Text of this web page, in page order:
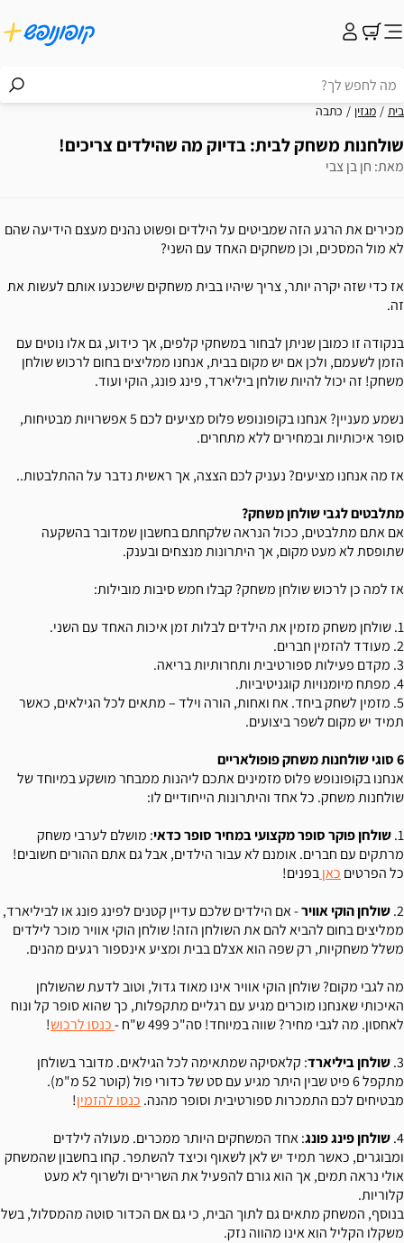
בית מגזין כתבה
שולחנות משחק לבית: בדיוק מה שהילדים צריכים!
מאת: חן בן צבי
מכירים את הרגע הזה שמביטים על הילדים ופשוט נהנים מעצם הידיעה שהם
לא מול המסכים, וכן משחקים האחד עם השני?
אז כדי שזה יקרה יותר, צריך שיהיו בבית משחקים שישכנעו אותם לעשות את
זה.
בנקודה זו כמובן שניתן לבחור במשחקי קלפים, אך כידוע, גם אלו נוטים עם
הזמן לשעמם, ולכן אם יש מקום בבית, אנחנו ממליצים בחום לרכוש שולחן
משחק! זה יכול להיות שולחן ביליארד, פינג פונג, הוקי ועוד.
נשמע מעניין? אנחנו בקופונופש פלוס מציעים לכם 5 אפשרויות מבטיחות,
סופר איכותיות ובמחירים ללא מתחרים.
אז מה אנחנו מציעים? נעניק לכם הצצה, אך ראשית נדבר על ההתלבטות..
מתלבטים לגבי שולחן משחק?
אם אתם מתלבטים, ככול הנראה שלקחתם בחשבון שמדובר בהשקעה
שתופסת לא מעט מקום, אך היתרונות מנצחים ובענק.
אז למה כן לרכוש שולחן משחק? קבלו חמש סיבות מובילות:
1. שולחן משחק מזמין את הילדים לבלות זמן איכות האחד עם השני.
2. מעודד להזמין חברים.
3. מקדם פעילות ספורטיבית ותחרותיות בריאה.
4. מפתח מיומנויות קוגניטיביות.
5. מזמין לשחק ביחד. אח ואחות, הורה וילד – מתאים לכל הגילאים, כאשר
תמיד יש מקום לשפר ביצועים.
6 סוגי שולחנות משחק פופולאריים
אנחנו בקופונופש פלוס מזמינים אתכם ליהנות ממבחר מושקע במיוחד של
שולחנות משחק. כל אחד והיתרונות הייחודיים לו:
1. שולחן פוקר סופר מקצועי במחיר סופר כדאי: מושלם לערבי משחק
מרתקים עם חברים. אומנם לא עבור הילדים, אבל גם אתם ההורים חשובים!
כל הפרטים כאןבפנים!
2. שולחן הוקי אוויר- אם הילדים שלכם עדיין קטנים לפינג פונג או לביליארד,
ממליצים בחום להביא להם את השולחן הזה! שולחן הוקי אוויר מוכר לילדים
משלל משחקיות, רק שפה הוא אצלם בבית ומציע אינספור רגעים מהנים.
מה לגבי מקום? שולחן הוקי אוויר אינו מאוד גדול, וטוב לדעת שהשולחן
האיכותי שאנחנו מוכרים מגיע עם רגליים מתקפלות, כך שהוא סופר קל ונוח
לאחסון. מה לגבי מחיר? שווה במיוחד! סה"כ 499 ש"ח -
כנסו לרכוש!
3. שולחן ביליארד: קלאסיקה שמתאימה לכל הגילאים. מדובר בשולחן
מתקפל 6 פיט שבין היתר מגיע עם סט של כדורי פול (קוטר 52 מ"מ).
מבטיחים לכם התמכרות ספורטיבית וסופר מהנה. כנסו להזמין!
4. שולחן פינג פונג: אחד המשחקים היותר ממכרים. מעולה לילדים
ומבוגרים, כאשר תמיד יש לאן לשאוף וכיצד להשתפר. קחו בחשבון שהמשחק
אולי נראה תמים, אך הוא גורם להפעיל את השרירים ולשרוף לא מעט
קלוריות.
בנוסף, המשחק מתאים גם לתוך הבית, כי גם אם הכדור סוטה מהמסלול, בשל
משקלו הקליל הוא אינו מהווה נזק.